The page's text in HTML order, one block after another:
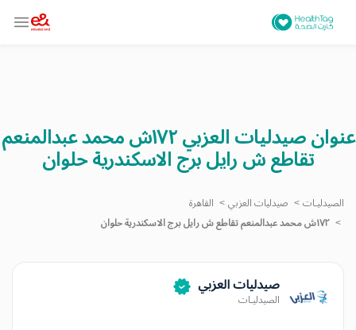
عنوان صيدليات العزبي ١٧٢ش محمد عبدالمنعم
تقاطع ش رايل برج الاسكندرية حلوان
الصيدليـات صيدليات العزبي
القاهرة
١٧٢ش محمد عبدالمنعم تقاطع ش رايل برج الاسكندرية حلوان
صيدليات العزبي
الصيدليـات